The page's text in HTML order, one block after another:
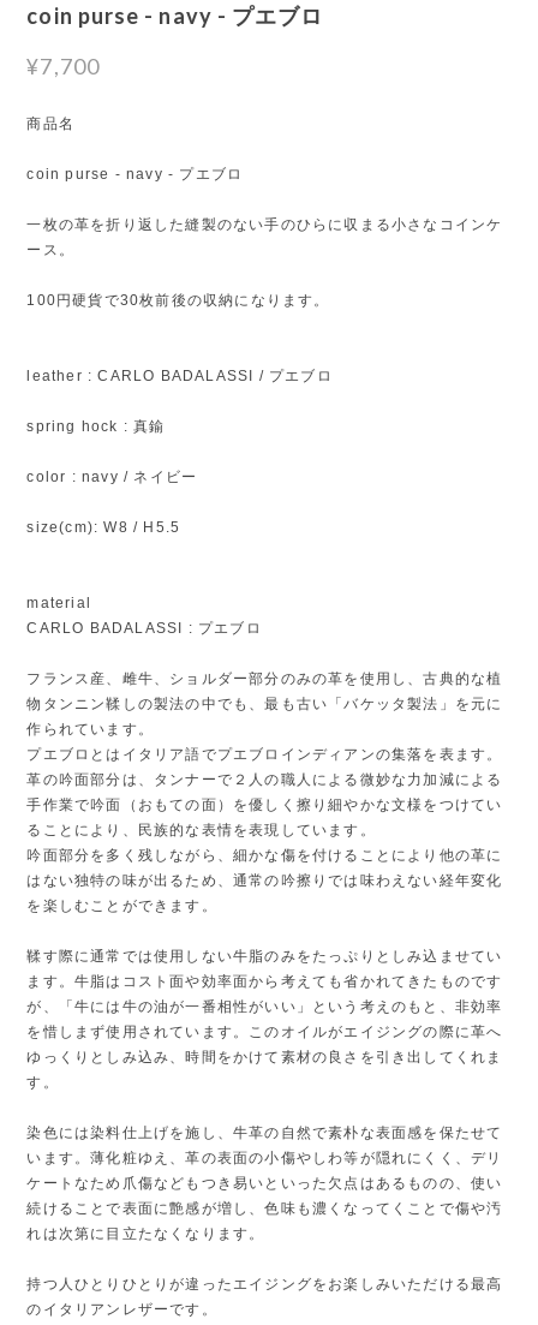
coin purse - navy - プエブロ
¥7,700
商品名
coin purse - navy - プエブロ
一枚の革を折り返した縫製のない手のひらに収まる小さなコインケ
ース。
100円硬貨で30枚前後の収納になります。
leather : CARLO BADALASSI / プエブロ
spring hock : 真鍮
color : navy / ネイビー
size(cm): W8 / H5.5
material
CARLO BADALASSI : プエブロ
フランス産、雌牛、ショルダー部分のみの革を使用し、古典的な植
物タンニン鞣しの製法の中でも、最も古い「バケッタ製法」を元に
作られています。
プエブロとはイタリア語でプエブロインディアンの集落を表ます。
革の吟面部分は、タンナーで２人の職人による微妙な力加減による
手作業で吟面（おもての面）を優しく擦り細やかな文様をつけてい
ることにより、民族的な表情を表現しています。
吟面部分を多く残しながら、細かな傷を付けることにより他の革に
はない独特の味が出るため、通常の吟擦りでは味わえない経年変化
を楽しむことができます。
鞣す際に通常では使用しない牛脂のみをたっぷりとしみ込ませてい
ます。牛脂はコスト面や効率面から考えても省かれてきたものです
が、「牛には牛の油が一番相性がいい」という考えのもと、非効率
を惜しまず使用されています。このオイルがエイジングの際に革へ
ゆっくりとしみ込み、時間をかけて素材の良さを引き出してくれま
す。
染色には染料仕上げを施し、牛革の自然で素朴な表面感を保たせて
います。薄化粧ゆえ、革の表面の小傷やしわ等が隠れにくく、デリ
ケートなため爪傷などもつき易いといった欠点はあるものの、使い
続けることで表面に艶感が増し、色味も濃くなってくことで傷や汚
れは次第に目立たなくなります。
持つ人ひとりひとりが違ったエイジングをお楽しみいただける最高
のイタリアンレザーです。